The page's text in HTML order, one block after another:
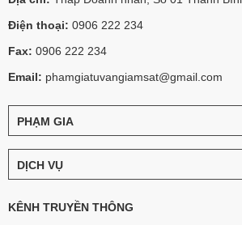
Điện thoại: 0906 222 234
Fax: 0906 222 234
Email: phamgiatuvangiamsat@gmail.com
PHẠM GIA
chuyện
Phạm
Logo
DỊCH VỤ
vấn
KÊNH TRUYỀN THÔNG